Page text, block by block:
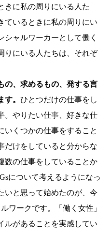
きに私の周りにいる人た
ているときに私の周りにい
シャルワーカーとして働く
りにいる人たちは、それぞ
の、求めるもの、発する言
。 ひとつだけの仕事をし
。やりたい仕事、好きな仕
いくつかの仕事をすること
だけをしていると分からな
数の仕事をしていることか
について考えるようになっ
いと思って始めたのが、今
ワークです。「働く女性」
ルがあることを実感してい